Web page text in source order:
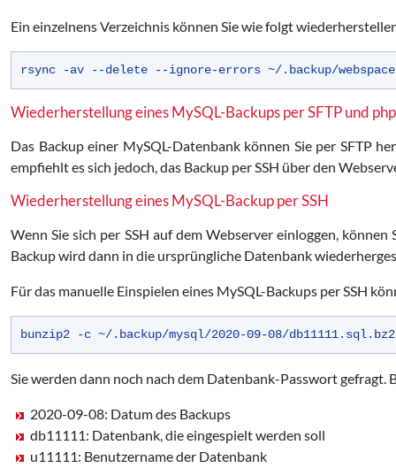
Ein einzelnens Verzeichnis können Sie wie folgt
rsync -av --delete --ignore-errors ~/.backup/
Wiederherstellung eines MySQL-Backups per SFTP und
Das Backup einer MySQL-Datenbank können Sie per SFTP
empfiehlt es sich jedoch, das Backup per SSH über den
Wiederherstellung eines MySQL-Backup per SSH
Wenn Sie sich per SSH auf dem Webserver einloggen,
Backup wird dann in die ursprüngliche Datenbank
Für das manuelle Einspielen eines MySQL-Backups per SSH
bunzip2 -c ~/.backup/mysql/2020-09-08/
Sie werden dann noch nach dem Datenbank-Passwort gefragt.
2020-09-08: Datum des Backups
db11111: Datenbank, die eingespielt werden soll
u11111: Benutzername der Datenbank